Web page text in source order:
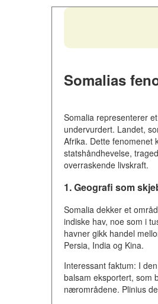
Somalias
Somalia representerer
undervurdert. Landet,
Afrika. Dette fenomenet
statshåndhevelse,
overraskende livskraft.
1. Geografi som
Somalia dekker et
indiske hav, noe som i
havner gikk handel
Persia, India og Kina.
Interessant faktum: I
balsam eksportert, som
nærområdene. Plinius